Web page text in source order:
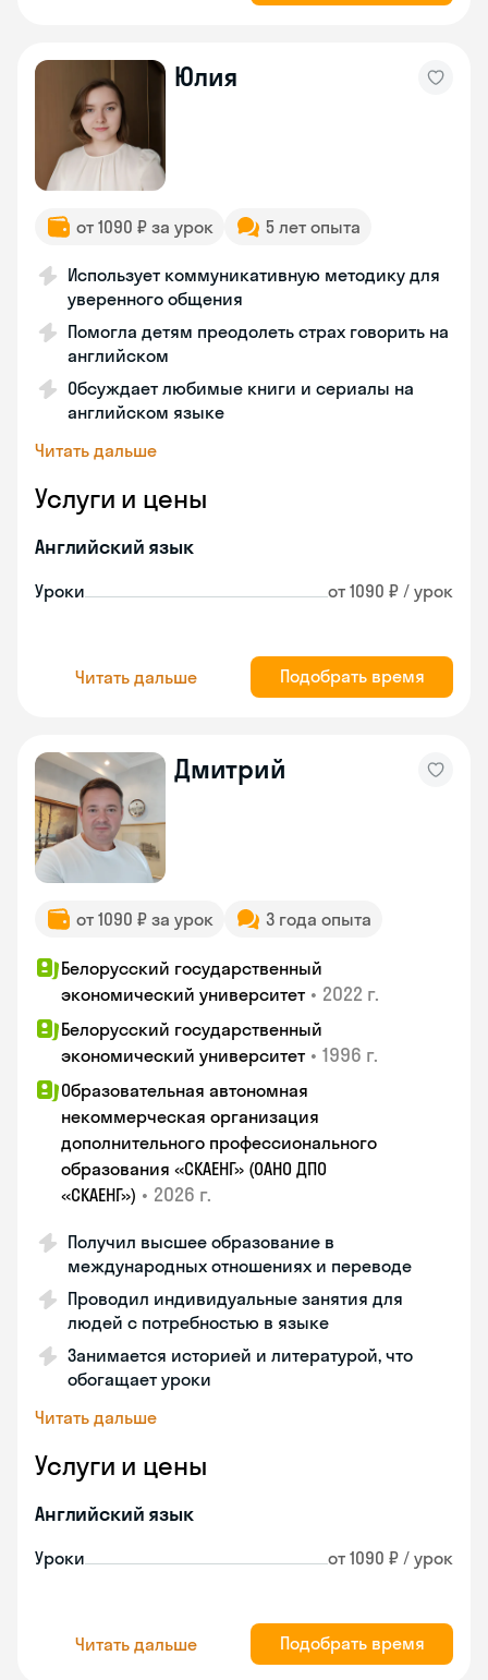
Юлия
от 1090 ₽ за урок 5 лет опыта
Использует коммуникативную методику для
уверенного общения
Помогла детям преодолеть страх говорить на
английском
Обсуждает любимые книги и сериалы на
английском языке
Читать дальше
Услуги и цены
Английский язык
Уроки от 1090 ₽ / урок
Читать дальше Подобрать время
Дмитрий
от 1090 ₽ за урок 3 года опыта
Белорусский государственный
экономический университет • 2022 г.
Белорусский государственный
экономический университет • 1996 г.
Образовательная автономная
некоммерческая организация
дополнительного профессионального
образования «СКАЕНГ» (ОАНО ДПО
«СКАЕНГ») • 2026 г.
Получил высшее образование в
международных отношениях и переводе
Проводил индивидуальные занятия для
людей с потребностью в языке
Занимается историей и литературой, что
обогащает уроки
Читать дальше
Услуги и цены
Английский язык
Уроки от 1090 ₽ / урок
Читать дальше Подобрать время